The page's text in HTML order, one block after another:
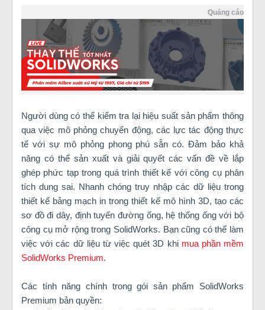
Quảng cáo
Người dùng có thể kiểm tra lại hiệu suất sản phẩm thông
qua việc mô phỏng chuyển động, các lực tác động thực
tế với sự mô phỏng phong phú sẵn có. Đảm bảo khả
năng có thể sản xuất và giải quyết các vấn đề về lắp
ghép phức tạp trong quá trình thiết kế với công cụ phân
tích dung sai. Nhanh chóng truy nhập các dữ liệu trong
thiết kế bảng mạch in trong thiết kế mô hình 3D, tạo các
sơ đồ đi dây, định tuyến đường ống, hệ thống ống với bộ
công cụ mở rộng trong SolidWorks. Bạn cũng có thể làm
việc với các dữ liệu từ việc quét 3D khi mua phần mềm
SolidWorks Premium.
Các tính năng chính trong gói sản phẩm SolidWorks
Premium bản quyền: